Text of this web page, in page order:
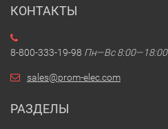
КОНТАКТЫ
8-800-333-19-98 Пн—Вс 8:00—18:00
sales@prom-elec.com
РАЗДЕЛЫ